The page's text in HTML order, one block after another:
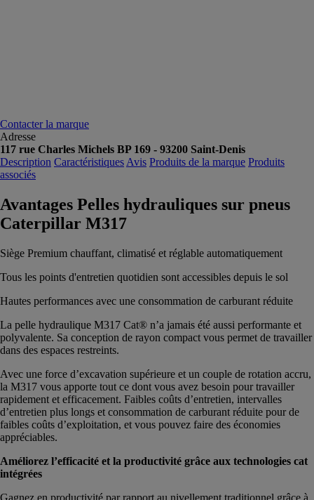
Contacter la marque
Adresse
117 rue Charles Michels BP 169 - 93200 Saint-Denis
Description Caractéristiques Avis Produits de la marque Produits
associés
Avantages Pelles hydrauliques sur pneus
Caterpillar M317
Siège Premium chauffant, climatisé et réglable automatiquement
Tous les points d'entretien quotidien sont accessibles depuis le sol
Hautes performances avec une consommation de carburant réduite
La pelle hydraulique M317 Cat® n’a jamais été aussi performante et
polyvalente. Sa conception de rayon compact vous permet de travailler
dans des espaces restreints.
Avec une force d’excavation supérieure et un couple de rotation accru,
la M317 vous apporte tout ce dont vous avez besoin pour travailler
rapidement et efficacement. Faibles coûts d’entretien, intervalles
d’entretien plus longs et consommation de carburant réduite pour de
faibles coûts d’exploitation, et vous pouvez faire des économies
appréciables.
Améliorez l’efficacité et la productivité grâce aux technologies cat
intégrées
Gagnez en productivité par rapport au nivellement traditionnel grâce à